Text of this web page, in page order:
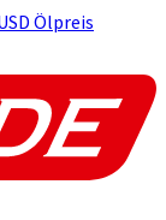
Ölpreis